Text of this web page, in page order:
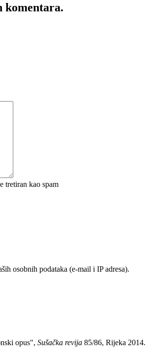
komentara.
tretiran kao spam
osobnih podataka (e-mail i IP adresa).
opus", Sušačka revija 85/86, Rijeka 2014.